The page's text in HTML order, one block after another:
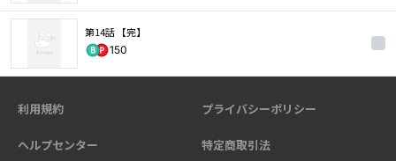
第14話 【完】
150
利用規約 プライバシーポリシー
ヘルプセンター 特定商取引法